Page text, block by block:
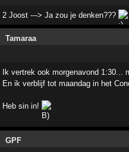
2 Joost ---> Ja zou je denken???
Tamaraa
Ik vertrek ook morgenavond 1:30...
En ik verblijf tot maandag in het
Heb sin in!
GPF